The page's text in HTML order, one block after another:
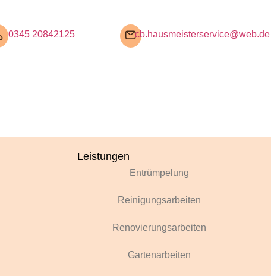
0345 20842125 cb.hausmeisterservice@web.de
Leistungen
Entrümpelung
Reinigungsarbeiten
Renovierungsarbeiten
Gartenarbeiten